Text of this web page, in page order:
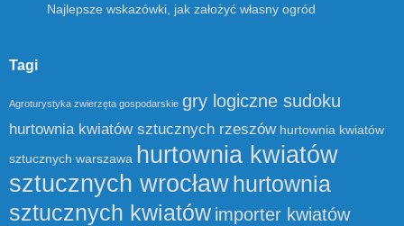
Najlepsze wskazówki, jak założyć własny ogród
Tagi
Agroturystyka zwierzęta gospodarskie gry logiczne sudoku
hurtownia kwiatów sztucznych rzeszów hurtownia kwiatów
sztucznych warszawa hurtownia kwiatów
sztucznych wrocławhurtownia
sztucznych kwiatów importer kwiatów